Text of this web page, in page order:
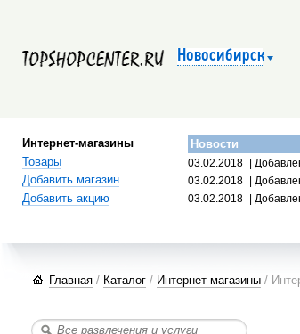
Новосибирск
Интернет-магазины
Товары
Добавить магазин
Добавить акцию
Новости
03.02.2018 |
03.02.2018
|
03.02.2018
|
Главная / Каталог / Интернет магазины /